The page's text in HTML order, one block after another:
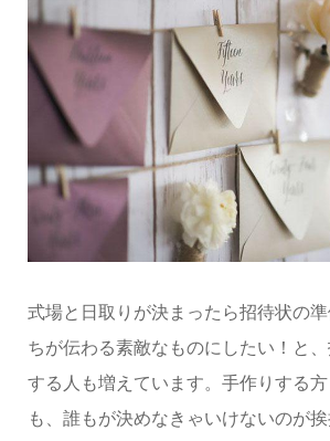
式場と日取りが決まったら招待状の
ちが伝わる素敵なものにしたい！と
する人も増えています。手作りする
も、誰もが決めなきゃいけないのが